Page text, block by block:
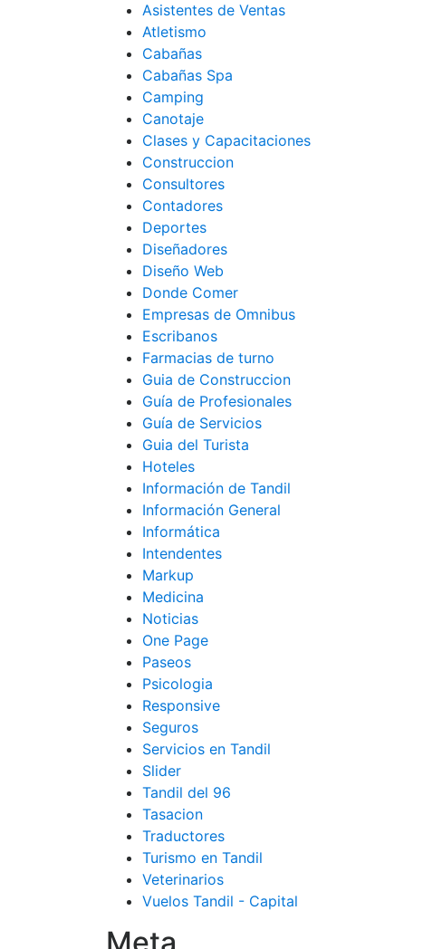
Asistentes de Ventas
Atletismo
Cabañas
Cabañas Spa
Camping
Canotaje
Clases y Capacitaciones
Construccion
Consultores
Contadores
Deportes
Diseñadores
Diseño Web
Donde Comer
Empresas de Omnibus
Escribanos
Farmacias de turno
Guia de Construccion
Guía de Profesionales
Guía de Servicios
Guia del Turista
Hoteles
Información de Tandil
Información General
Informática
Intendentes
Markup
Medicina
Noticias
One Page
Paseos
Psicologia
Responsive
Seguros
Servicios en Tandil
Slider
Tandil del 96
Tasacion
Traductores
Turismo en Tandil
Veterinarios
Vuelos Tandil - Capital